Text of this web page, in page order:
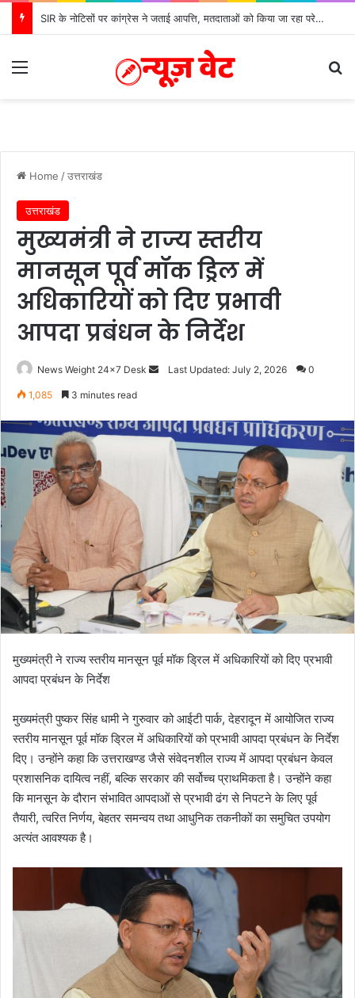
SIR के नोटिसों पर कांग्रेस ने जताई आपत्ति, मतदाताओं को किया जा रहा परेशान: बोले राष्ट्रीय प्रवक्ता आलोक शर्मा
Home /उत्तराखंड
उत्तराखंड
मुख्यमंत्री ने राज्य स्तरीय
मानसून पूर्व मॉक ड्रिल में
अधिकारियों को दिए प्रभावी
आपदा प्रबंधन के निर्देश
News Weight 24x7 Desk
d
Last Updated: July 2, 2026 0
1,085 3 minutes read
मुख्यमंत्री ने राज्य स्तरीय मानसून पूर्व मॉक ड्रिल में अधिकारियों को दिए प्रभावी
आपदा प्रबंधन के निर्देश
मुख्यमंत्री पुष्कर सिंह धामी ने गुरुवार को आईटी पार्क, देहरादून में आयोजित राज्य
स्तरीय मानसून पूर्व मॉक ड्रिल में अधिकारियों को प्रभावी आपदा प्रबंधन के निर्देश
दिए। उन्होंने कहा कि उत्तराखण्ड जैसे संवेदनशील राज्य में आपदा प्रबंधन केवल
प्रशासनिक दायित्व नहीं, बल्कि सरकार की सर्वोच्च प्राथमिकता है। उन्होंने कहा
कि मानसून के दौरान संभावित आपदाओं से प्रभावी ढंग से निपटने के लिए पूर्व
तैयारी, त्वरित निर्णय, बेहतर समन्वय तथा आधुनिक तकनीकों का समुचित उपयोग
अत्यंत आवश्यक है।